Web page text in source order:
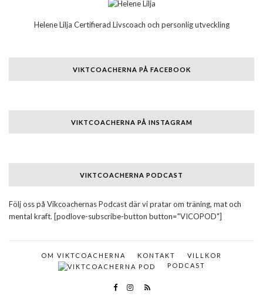
Helene Lilja Certifierad Livscoach och personlig utveckling
VIKTCOACHERNA PÅ FACEBOOK
VIKTCOACHERNA PÅ INSTAGRAM
VIKTCOACHERNA PODCAST
Följ oss på Vikcoachernas Podcast där vi pratar om träning, mat och
mental kraft. [podlove-subscribe-button button="VICOPOD"]
OM VIKTCOACHERNA KONTAKT
VILLKOR
PODCAST